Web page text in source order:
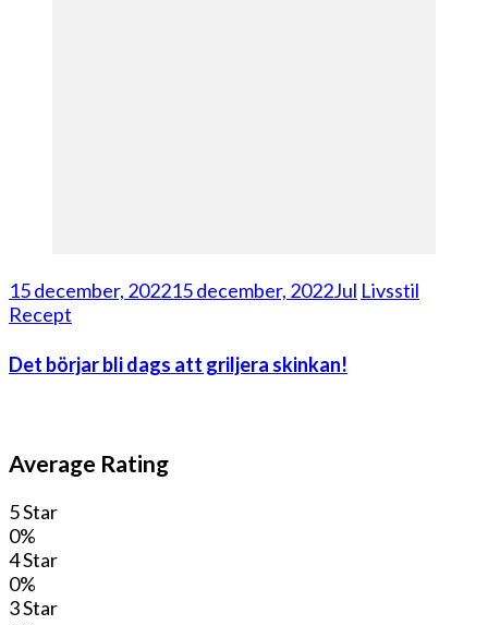
15 december, 202215 december, 2022Jul Livsstil
Recept
Det börjar bli dags att griljera skinkan!
Average Rating
5 Star
0%
4 Star
0%
3 Star